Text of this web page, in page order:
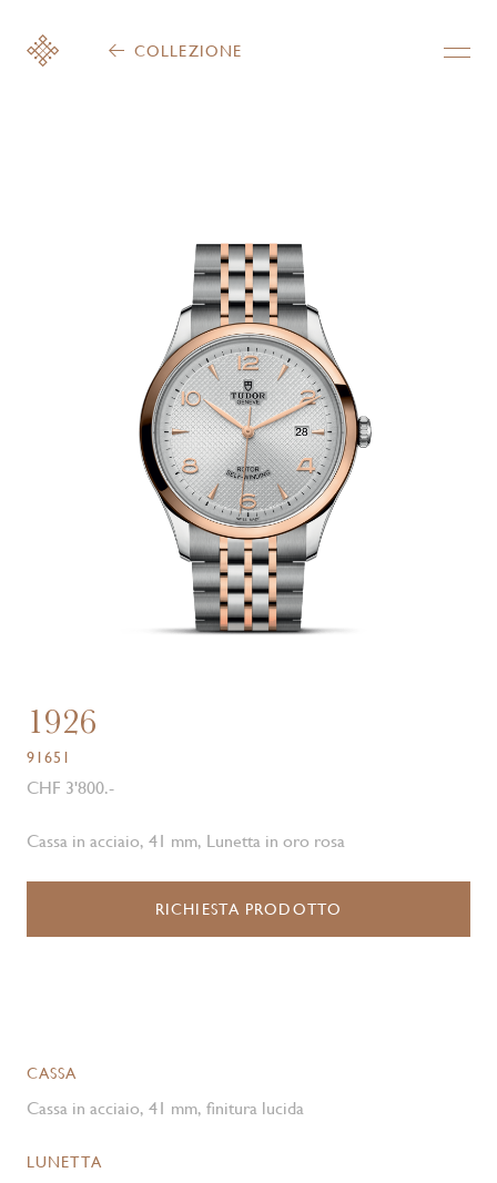
COLLEZIONE
1926
91651
CHF 3'800.-
Cassa in acciaio, 41 mm, Lunetta in oro rosa
RICHIESTA PRODOTTO
CASSA
Cassa in acciaio, 41 mm, finitura lucida
LUNETTA